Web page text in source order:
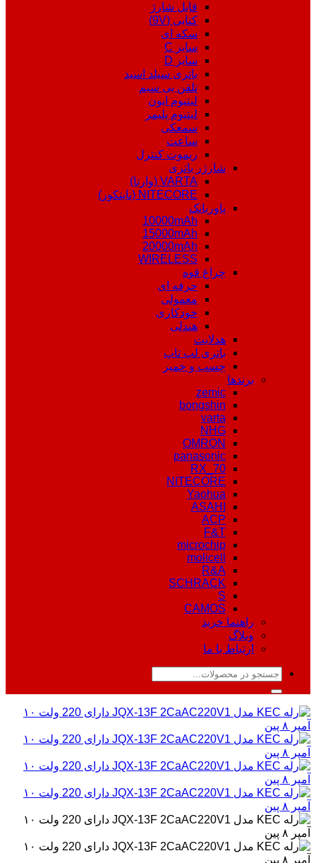
قابل شارژ
کتابی (9V)
سکه ای
سایز C
سایز D
باتری سیلد اسید
تلفن بی سیم
لیتیوم ایون
لیتیوم پلیمر
سمعکی
ساعت
ریموت کنترل
شارژر باتری
VARTA (وارتا)
NITECORE (نایتکور)
پاوربانک
10000mAh
15000mAh
20000mAh
WIRELESS
چراغ قوه
حرفه ای
معمولی
خودکاری
هندلی
هدلایت
باتری لپ تاپ
چسب و خمیر
برندها
zemic
bongshin
varta
NHG
OMRON
panasonic
RX_70
NITECORE
Yaohua
ASAHI
ACP
F&T
microchip
molicell
R&A
SCHRACK
S
CAMOS
راهنما خرید
وبلاگ
ارتباط با ما
جستجو